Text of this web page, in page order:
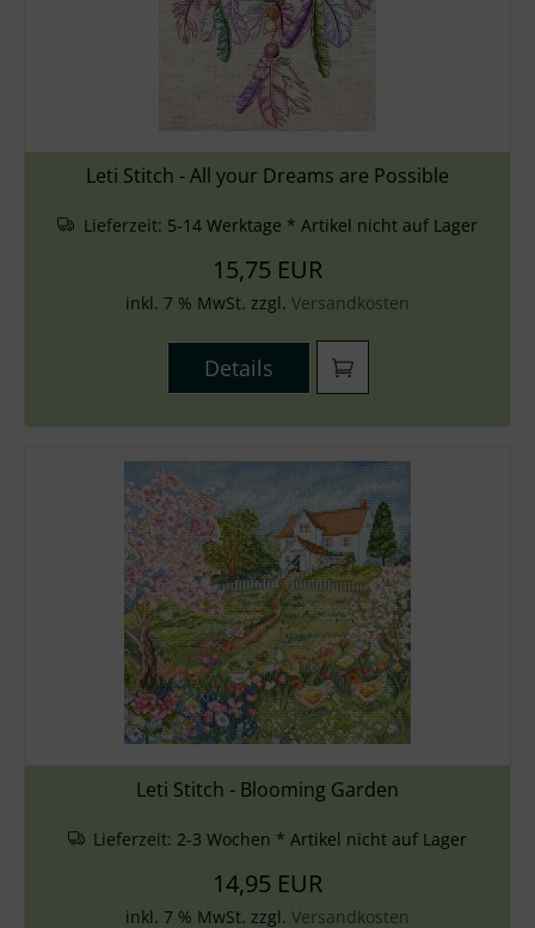
Leti Stitch - All your Dreams are Possible
Lieferzeit: 5-14 Werktage * Artikel nicht auf Lager
15,75 EUR
inkl. 7 % MwSt. zzgl. Versandkosten
Details
Leti Stitch - Blooming Garden
Lieferzeit: 2-3 Wochen * Artikel nicht auf Lager
14,95 EUR
inkl. 7 % MwSt. zzgl. Versandkosten